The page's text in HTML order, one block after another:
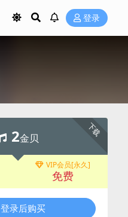
登录
下载
2金贝
VIP会员[永久]
免费
登录后购买